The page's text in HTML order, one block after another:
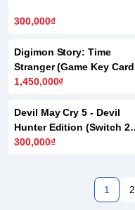
300,000₫
Digimon Story: Time
Stranger (Game Key Card
Switch 2)
1,450,000₫
Devil May Cry 5 - Devil
Hunter Edition (Switch 2
Game Key Card)
300,000₫
1 2